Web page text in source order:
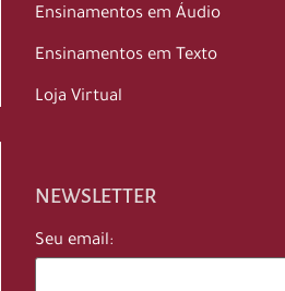
Ensinamentos em Áudio
Ensinamentos em Texto
Loja Virtual
NEWSLETTER
Seu email: